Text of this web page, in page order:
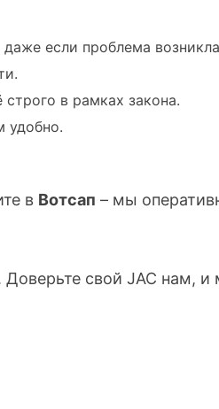
если проблема
в рамках закона.
удобно.
в Вотсап – мы
Доверьте свой JAC нам,